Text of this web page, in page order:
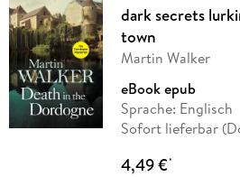
dark secrets
town
Martin Walker
eBook epub
Sprache: Englisch
Sofort lieferbar
4,49 €*